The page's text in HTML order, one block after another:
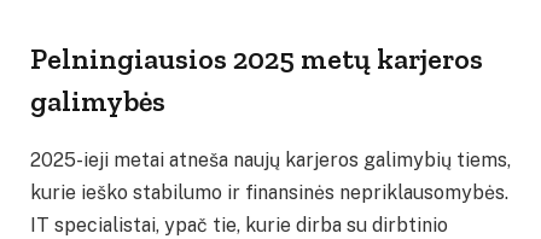
Pelningiausios 2025 metų karjeros
galimybės
2025-ieji metai atneša naujų karjeros galimybių tiems,
kurie ieško stabilumo ir finansinės nepriklausomybės.
IT specialistai, ypač tie, kurie dirba su dirbtinio